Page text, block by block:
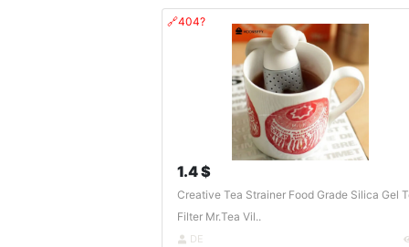
🔗404?
1.4 $
Creative Tea Strainer Food Grade Silica Gel
Filter Mr.Tea Vil..
DE